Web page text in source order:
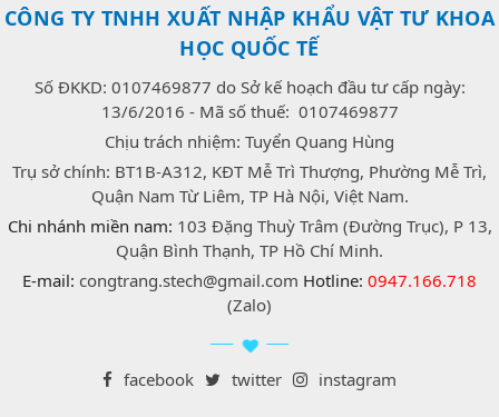
CÔNG TY TNHH XUẤT NHẬP KHẨU VẬT TƯ KHOA
HỌC QUỐC TẾ
Số ĐKKD: 0107469877 do Sở kế hoạch đầu tư cấp ngày:
13/6/2016 - Mã số thuế: 0107469877
Chịu trách nhiệm: Tuyển Quang Hùng
Trụ sở chính: BT1B-A312, KĐT Mễ Trì Thượng, Phường Mễ Trì,
Quận Nam Từ Liêm, TP Hà Nội, Việt Nam.
Chi nhánh miền nam: 103 Đặng Thuỳ Trâm (Đường Trục), P 13,
Quận Bình Thạnh, TP Hồ Chí Minh.
E-mail: congtrang.stech@gmail.com Hotline: 0947.166.718
(Zalo)
facebook twitter instagram